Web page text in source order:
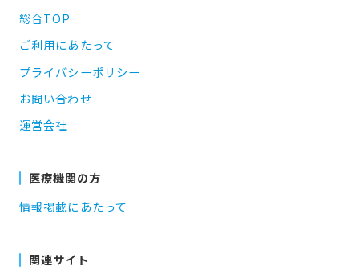
総合TOP
ご利用にあたって
プライバシーポリシー
お問い合わせ
運営会社
医療機関の方
情報掲載にあたって
関連サイト